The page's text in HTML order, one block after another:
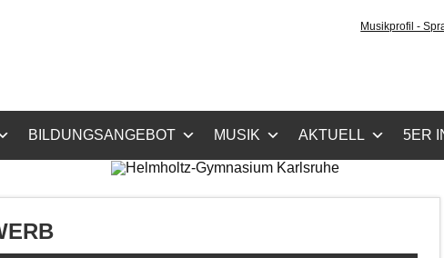
Gymnasium Musikprofil -
BILDUNGSANGEBOT MUSIK AKTUELL 5ER